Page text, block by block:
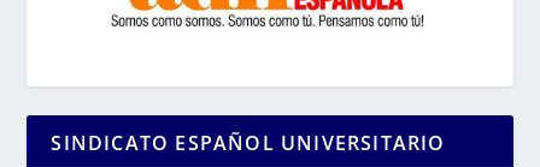
SINDICATO ESPAÑOL UNIVERSITARIO